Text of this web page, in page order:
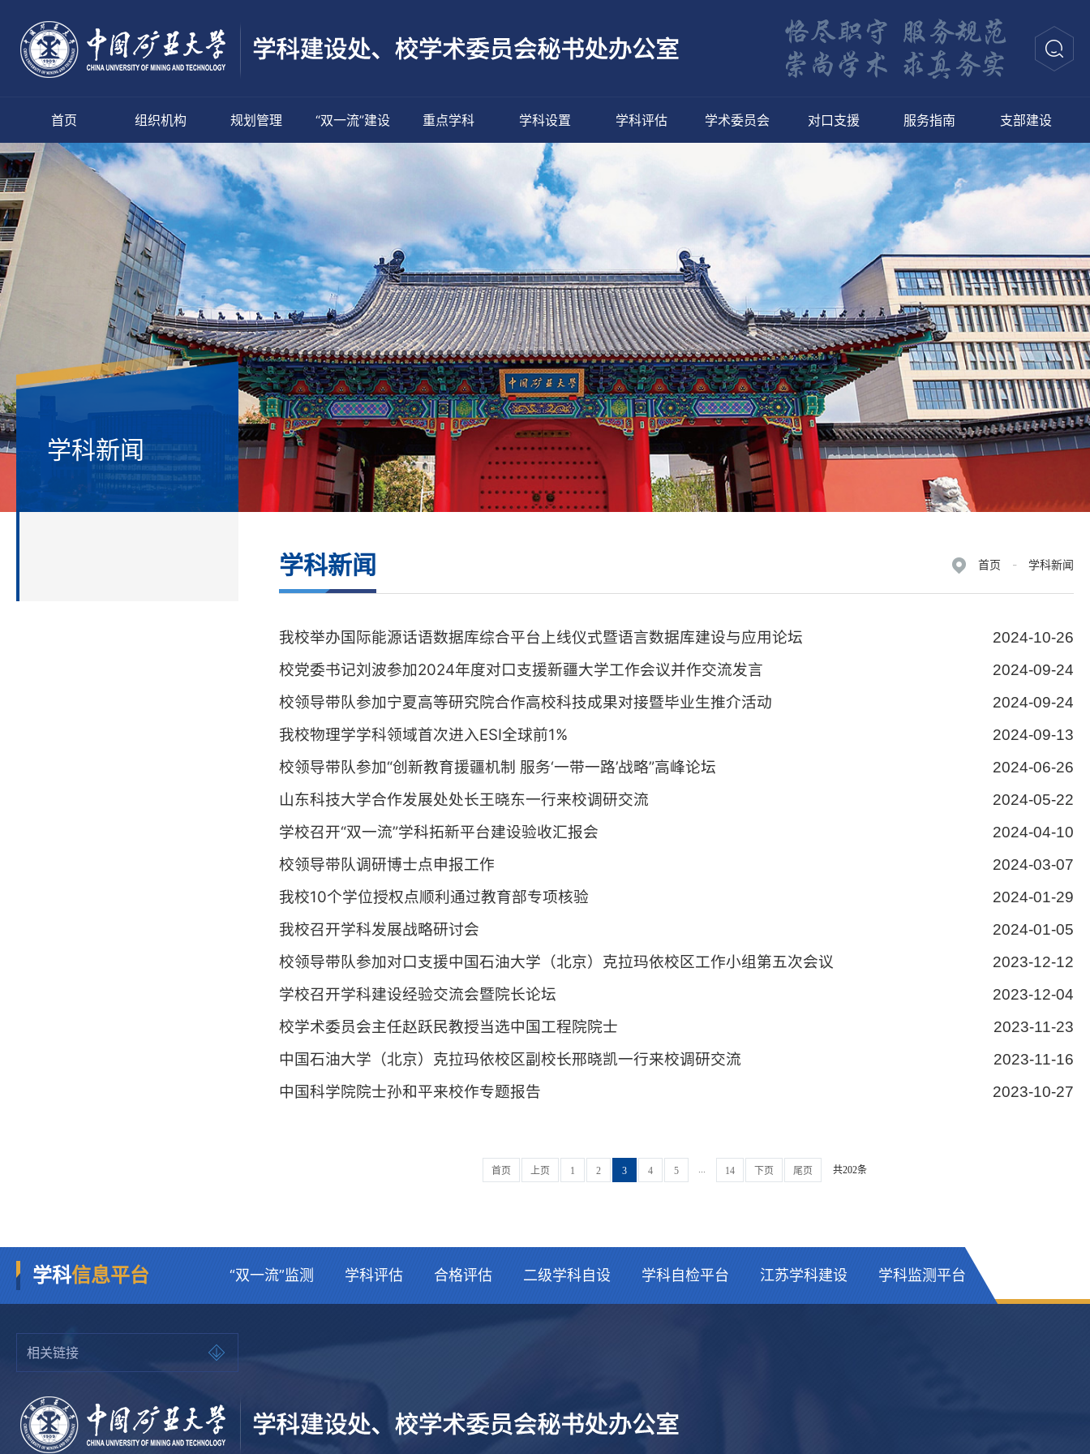
首页 组织机构 规划管理 “双一流”建设 重点学科 学科设置 学科评估 学术委员会 对口支援 服务指南 支部建设
学科新闻
学科新闻 首页 - 学科新闻
我校举办国际能源话语数据库综合平台上线仪式暨语言数据库建设与应用论坛 2024-10-26
校党委书记刘波参加2024年度对口支援新疆大学工作会议并作交流发言 2024-09-24
校领导带队参加宁夏高等研究院合作高校科技成果对接暨毕业生推介活动 2024-09-24
我校物理学学科领域首次进入ESI全球前1% 2024-09-13
校领导带队参加“创新教育援疆机制 服务‘一带一路’战略”高峰论坛 2024-06-26
山东科技大学合作发展处处长王晓东一行来校调研交流 2024-05-22
学校召开“双一流”学科拓新平台建设验收汇报会 2024-04-10
校领导带队调研博士点申报工作 2024-03-07
我校10个学位授权点顺利通过教育部专项核验 2024-01-29
我校召开学科发展战略研讨会 2024-01-05
校领导带队参加对口支援中国石油大学（北京）克拉玛依校区工作小组第五次会议 2023-12-12
学校召开学科建设经验交流会暨院长论坛 2023-12-04
校学术委员会主任赵跃民教授当选中国工程院院士 2023-11-23
中国石油大学（北京）克拉玛依校区副校长邢晓凯一行来校调研交流 2023-11-16
中国科学院院士孙和平来校作专题报告 2023-10-27
首页 上页 1 2 3 4 5 ... 14 下页 尾页 共202条
学科信息平台 “双一流”监测 学科评估 合格评估 二级学科自设 学科自检平台 江苏学科建设 学科监测平台
相关链接